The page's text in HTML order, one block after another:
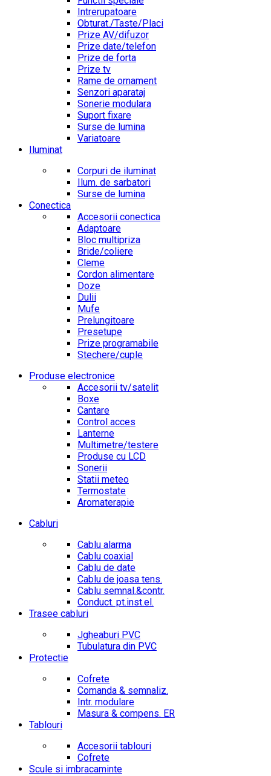
Intrerupatoare
Obturat./Taste/Placi
Prize AV/difuzor
Prize date/telefon
Prize de forta
Prize tv
Rame de ornament
Senzori aparataj
Sonerie modulara
Suport fixare
Surse de lumina
Variatoare
Iluminat
Corpuri de iluminat
Ilum. de sarbatori
Surse de lumina
Conectica
Accesorii conectica
Adaptoare
Bloc multipriza
Bride/coliere
Cleme
Cordon alimentare
Doze
Dulii
Mufe
Prelungitoare
Presetupe
Prize programabile
Stechere/cuple
Produse electronice
Accesorii tv/satelit
Boxe
Cantare
Control acces
Lanterne
Multimetre/testere
Produse cu LCD
Sonerii
Statii meteo
Termostate
Aromaterapie
Cabluri
Cablu alarma
Cablu coaxial
Cablu de date
Cablu de joasa tens.
Cablu semnal.&contr.
Conduct. pt.inst.el.
Trasee cabluri
Jgheaburi PVC
Tubulatura din PVC
Protectie
Cofrete
Comanda & semnaliz.
Intr. modulare
Masura & compens. ER
Tablouri
Accesorii tablouri
Cofrete
Scule si imbracaminte